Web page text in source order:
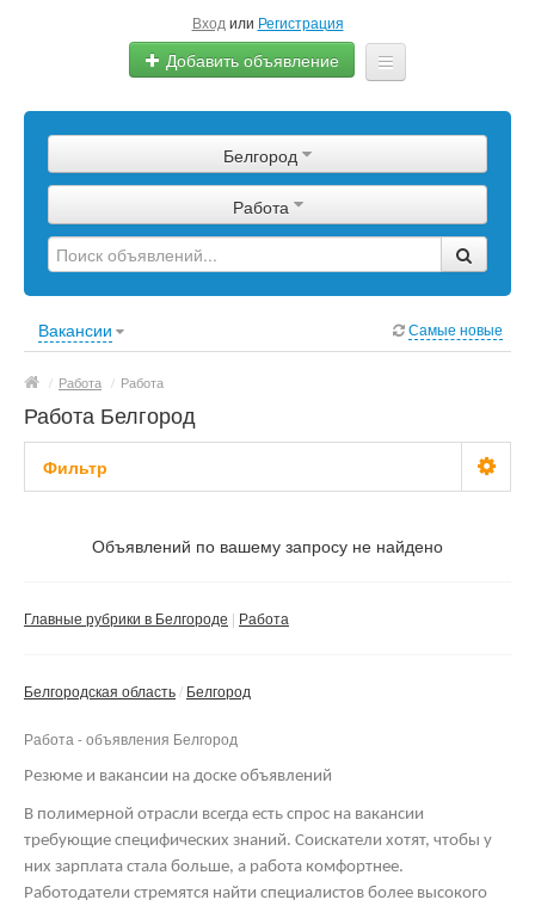
Вход или Регистрация
Добавить объявление
Сырье
Изделия
Оборудование
Белгород
Работа
Вакансии Самые новые
/ Работа / Работа
Работа Белгород
Фильтр
Не важноОбъявлений по вашему запросу не найдено
Главные рубрики в Белгороде Работа
Белгородская область Белгород
Работа - объявления Белгород
Резюме и вакансии на доске объявлений
В полимерной отрасли всегда есть спрос на вакансии
требующие специфических знаний. Соискатели хотят, чтобы у
них зарплата стала больше, а работа комфортнее.
Работодатели стремятся найти специалистов более высокого